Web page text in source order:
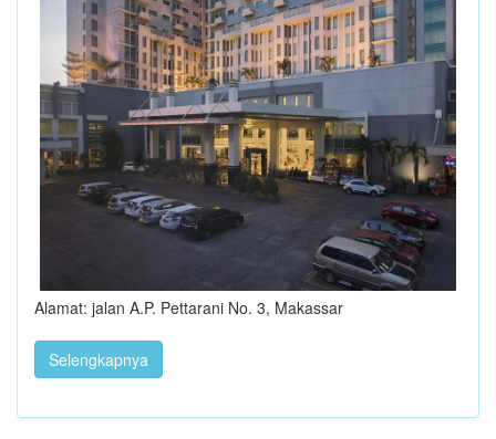
Alamat: jalan A.P. Pettarani No. 3, Makassar
Selengkapnya